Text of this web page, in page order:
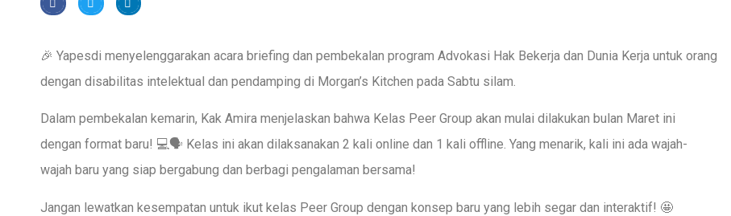
🎉 Yapesdi menyelenggarakan acara briefing dan pembekalan program Advokasi Hak Bekerja dan Dunia Kerja untuk orang
dengan disabilitas intelektual dan pendamping di Morgan’s Kitchen pada Sabtu silam.
Dalam pembekalan kemarin, Kak Amira menjelaskan bahwa Kelas Peer Group akan mulai dilakukan bulan Maret ini
dengan format baru! 💻🗣 Kelas ini akan dilaksanakan 2 kali online dan 1 kali offline. Yang menarik, kali ini ada wajah-
wajah baru yang siap bergabung dan berbagi pengalaman bersama!
Jangan lewatkan kesempatan untuk ikut kelas Peer Group dengan konsep baru yang lebih segar dan interaktif! 🤩